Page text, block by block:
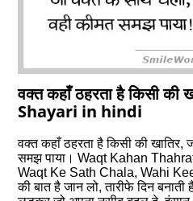
वक्त कहाँ ठहरता है किसी
Shayari in hindi
वक्त कहाँ ठहरता है किसी की
समझ पाया। Waqt Kahan
Waqt Ke Sath Chala, Wahi
की बात है जान लो, तारीफे दिन